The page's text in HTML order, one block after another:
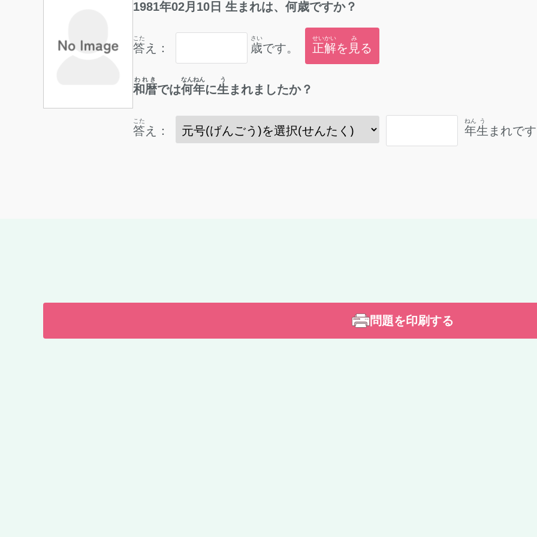
1981年02月 10 日 生 まれは、 何歳ですか？
答
こた
え： 歳
さい
です。 正解
せいかい
を 見
み
る
和暦
われき
では何年
なんねん
に生
う
まれましたか？
答
こた
え： 年
ねん
生
う
まれで
問題を印刷する